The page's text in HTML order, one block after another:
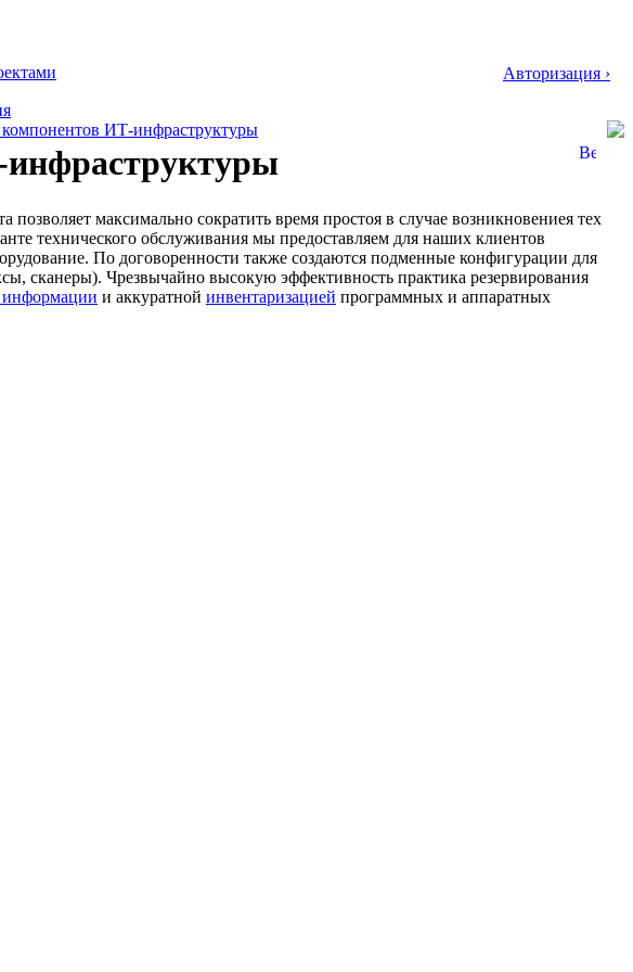
Авторизация ›
компонентов ИТ-инфраструктуры
инфраструктуры
максимально сократить время простоя в случае возникновениея тех
технического обслуживания мы предоставляем для наших клиентов
По договоренности также создаются подменные конфигурации для
сканеры). Чрезвычайно высокую эффективность практика резервирования
информации и аккуратной инвентаризацией программных и аппаратных